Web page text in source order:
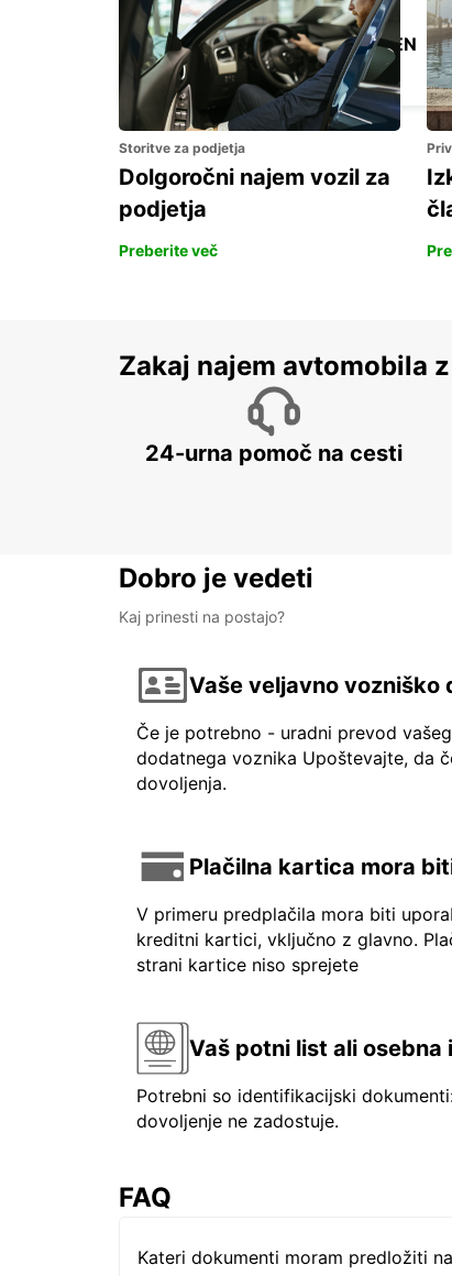
STOCKHOLM SKODA BREDDEN
UPPLANDS VASBY - SWEDEN
Storitve za podjetja
Dolgoročni najem vozil za
podjetja
Preberite več
Zakaj najem avtomobila
24-urna pomoč na cesti
Dobro je vedeti
Kaj prinesti na postajo?
Vaše veljavno vozniško
Če je potrebno - uradni prevod
dodatnega voznika Upoštevajte, da
dovoljenja.
Plačilna kartica mora
V primeru predplačila mora biti
kreditni kartici, vključno z glavno.
strani kartice niso sprejete
Vaš potni list ali osebna
Potrebni so identifikacijski
dovoljenje ne zadostuje.
FAQ
Kateri dokumenti moram predložiti